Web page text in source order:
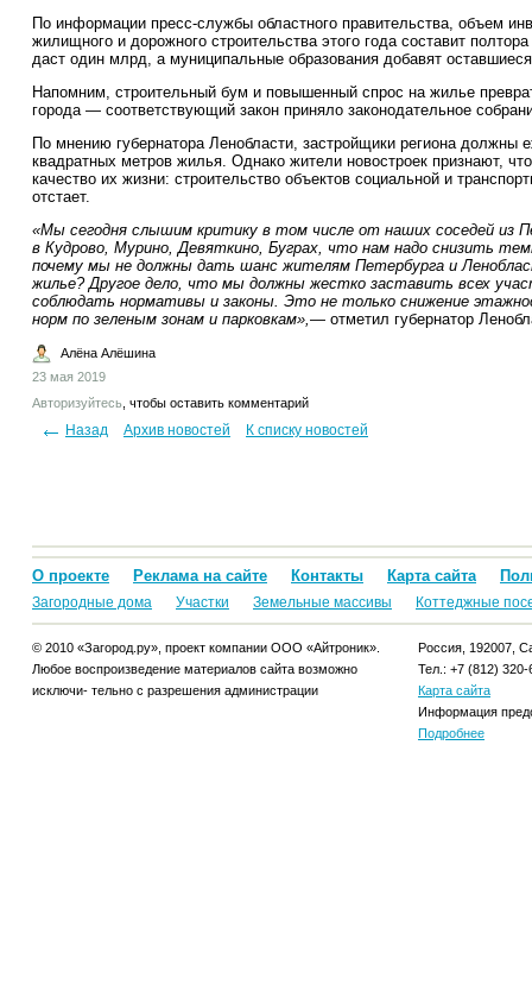
По информации пресс-службы областного правительства, объем
жилищного и дорожного строительства этого года составит
даст один млрд, а муниципальные образования добавят
Напомним, строительный бум и повышенный спрос на жилье
города — соответствующий закон приняло законодательное
По мнению губернатора Ленобласти, застройщики региона должны
квадратных метров жилья. Однако жители новостроек признают,
качество их жизни: строительство объектов социальной и
отстает.
«Мы сегодня слышим критику в том числе от наших соседей из
в Кудрово, Мурино, Девяткино, Буграх, что нам надо снизить
почему мы не должны дать шанс жителям Петербурга и
жилье? Другое дело, что мы должны жестко заставить всех
соблюдать нормативы и законы. Это не только снижение
норм по зеленым зонам и парковкам»,— отметил губернатор
Алёна Алёшина
23 мая 2019
Авторизуйтесь , чтобы оставить комментарий
Назад Архив новостей К списку новостей
О проекте Реклама на сайте Контакты Карта сайта
Загородные дома Участки Земельные массивы Коттеджные
© 2010 «Загород.ру», проект компании ООО «Айтроник».
Любое воспроизведение материалов сайта возможно
исключи- тельно с разрешения администрации
Россия, 192007,
Тел.: +7 (812) 320-
Карта сайта
Информация
Подробнее